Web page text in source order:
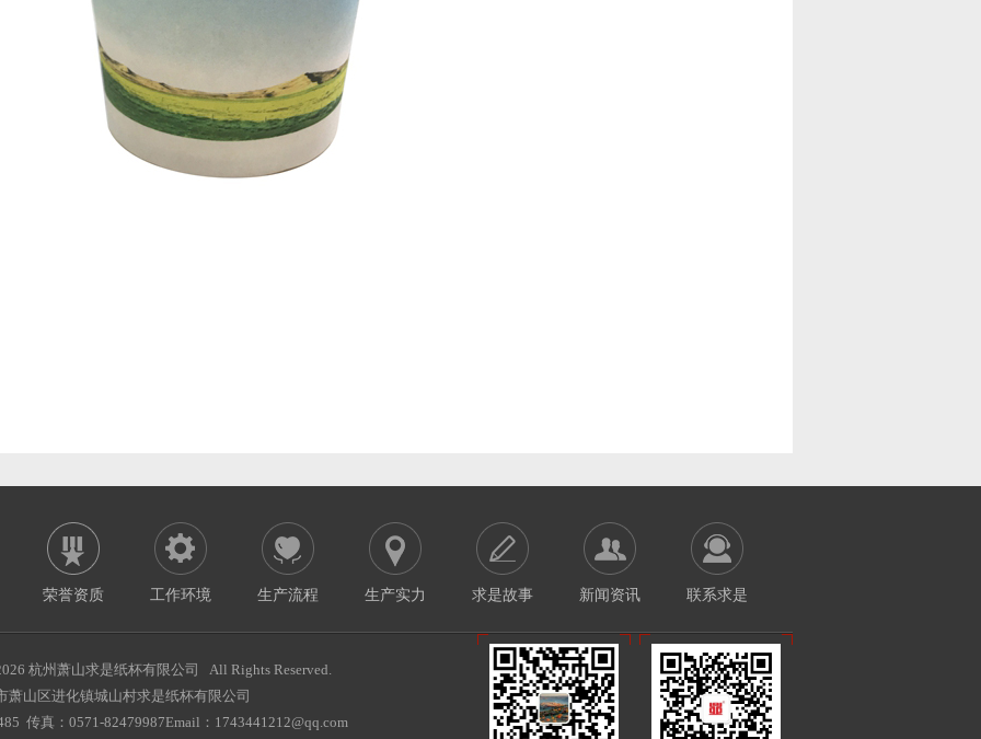
荣誉资质 工作环境 生产流程 生产实力 求是故事 新闻资讯 联系求是
杭州萧山求是纸杯有限公司 All Rights Reserved.
萧山区进化镇城山村求是纸杯有限公司
传真：0571-82479987Email：1743441212@qq.com